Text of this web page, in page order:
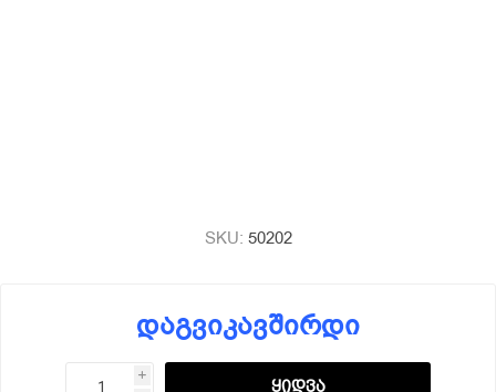
SKU: 50202
დაგვიკავშირდი
i